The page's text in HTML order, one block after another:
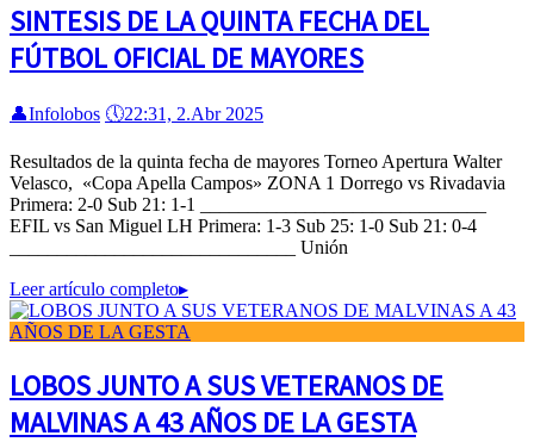
SINTESIS DE LA QUINTA FECHA DEL
FÚTBOL OFICIAL DE MAYORES
👤Infolobos 🕔22:31, 2.Abr 2025
Resultados de la quinta fecha de mayores Torneo Apertura Walter
Velasco, «Copa Apella Campos» ZONA 1 Dorrego vs Rivadavia
Primera: 2-0 Sub 21: 1-1 ______________________________
EFIL vs San Miguel LH Primera: 1-3 Sub 25: 1-0 Sub 21: 0-4
______________________________ Unión
Leer artículo completo▸
LOBOS JUNTO A SUS VETERANOS DE
MALVINAS A 43 AÑOS DE LA GESTA